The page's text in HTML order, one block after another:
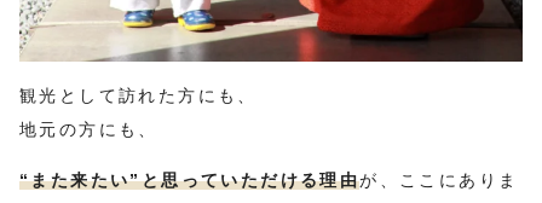
観光として訪れた方にも、
地元の方にも、
“また来たい”と思っていただける理由が、ここにありま